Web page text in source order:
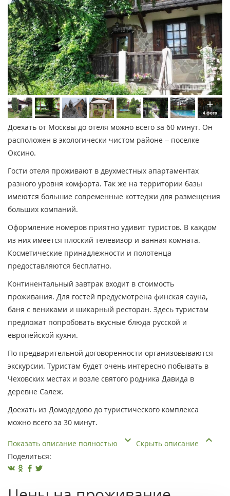
4 фото
Доехать от Москвы до отеля можно всего за 60 минут. Он
расположен в экологически чистом районе – поселке
Оксино.
Гости отеля проживают в двухместных апартаментах
разного уровня комфорта. Так же на территории базы
имеются большие современные коттеджи для размещения
больших компаний.
Оформление номеров приятно удивит туристов. В каждом
из них имеется плоский телевизор и ванная комната.
Косметические принадлежности и полотенца
предоставляются бесплатно.
Континентальный завтрак входит в стоимость
проживания. Для гостей предусмотрена финская сауна,
баня с вениками и шикарный ресторан. Здесь туристам
предложат попробовать вкусные блюда русской и
европейской кухни.
По предварительной договоренности организовываются
экскурсии. Туристам будет очень интересно побывать в
Чеховских местах и возле святого родника Давида в
деревне Салеж.
Доехать из Домодедово до туристического комплекса
можно всего за 30 минут.
Показать описание полностью
Скрыть описание
Поделиться: